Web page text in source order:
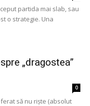
partida mai slab, sau
o strategie. Una
„dragostea”
0
să nu riște (absolut